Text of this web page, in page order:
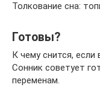
Толкование сна:
Готовы?
К чему снится,
Сонник советует
переменам.